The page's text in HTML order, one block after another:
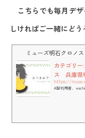
こちらでも毎月デ
しければご一緒にど
ミューズ明石クロノ
カテゴリー
ス 兵庫県
https://
A型利用者、